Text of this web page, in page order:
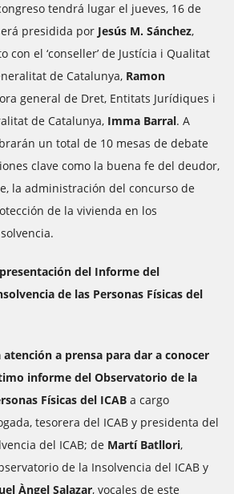
tendrá lugar el jueves, 16 de
presidida por Jesús M. Sánchez,
con el ‘conseller’ de Justícia i Qualitat
de Catalunya, Ramon
general de Dret, Entitats Jurídiques i
de Catalunya, Imma Barral. A
un total de 10 mesas de debate
clave como la buena fe del deudor,
la administración del concurso de
de la vivienda en los
del Informe del
de las Personas Físicas del
atención a prensa para dar a conocer
informe del Observatorio de la
Físicas del ICAB a cargo
tesorera del ICAB y presidenta del
del ICAB; de Martí Batllori,
de la Insolvencia del ICAB y
Àngel Salazar, vocales de este